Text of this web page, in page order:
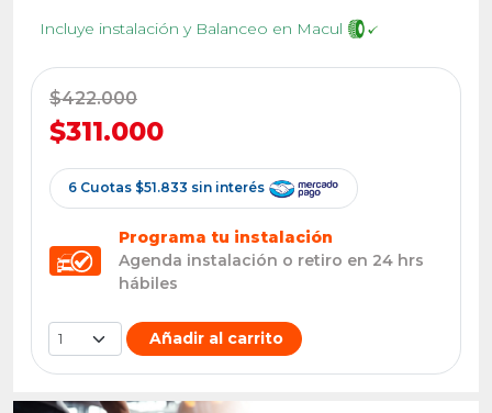
Incluye instalación y Balanceo en Macul
$422.000
$311.000
6 Cuotas $51.833 sin interés
Programa tu instalación
Agenda instalación o retiro en 24 hrs
hábiles
Añadir al carrito